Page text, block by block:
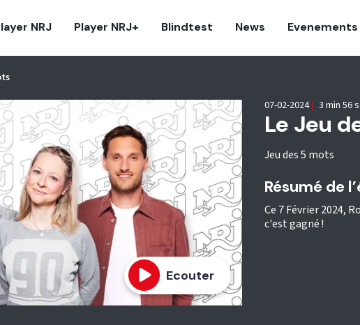
NRJ Player NRJ+ Blindtest News Evenements
Ecouter
Le Jeu
Jeu des 5 mots
07-02-2024 | 3 min 56
Résumé de
Ce 7 Février 2024,
c'est gagné !